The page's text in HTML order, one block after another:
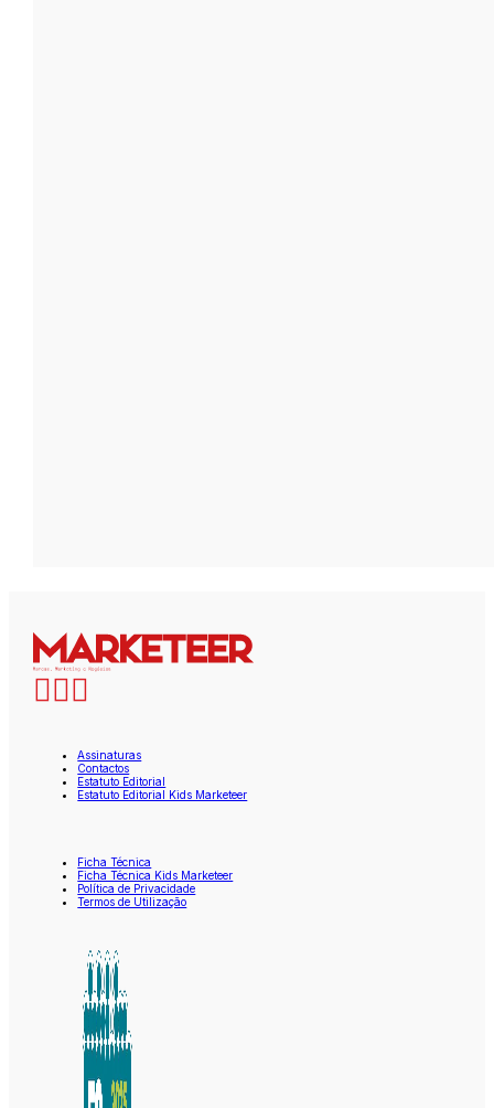
Assinaturas
Contactos
Estatuto Editorial
Estatuto Editorial Kids Marketeer
Ficha Técnica
Ficha Técnica Kids Marketeer
Política de Privacidade
Termos de Utilização